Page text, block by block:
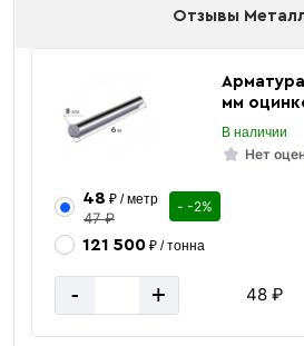
Отзывы
мм
В наличии
Нет
48 ₽ / метр
47 ₽
- -2%
121 500₽ / тонна
- + 48 ₽